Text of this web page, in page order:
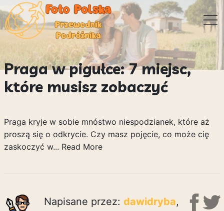
Praga w pigułce: 7 miejsc,
które musisz zobaczyć
Praga kryje w sobie mnóstwo niespodzianek, które aż
proszą się o odkrycie. Czy masz pojęcie, co może cię
zaskoczyć w... Read More
Napisane przez: dawidryba,